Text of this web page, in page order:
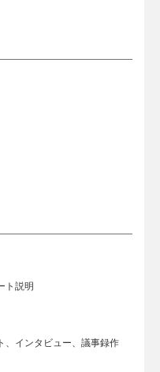
ト説明
、インタビュー、議事録作